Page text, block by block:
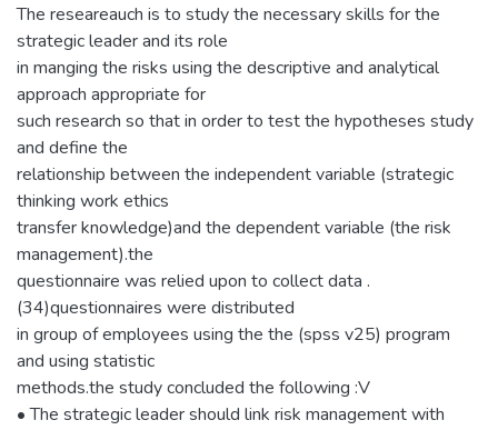
The researeauch is to study the necessary skills for the
strategic leader and its role
in manging the risks using the descriptive and analytical
approach appropriate for
such research so that in order to test the hypotheses study
and define the
relationship between the independent variable (strategic
thinking work ethics
transfer knowledge)and the dependent variable (the risk
management).the
questionnaire was relied upon to collect data .
(34)questionnaires were distributed
in group of employees using the the (spss v25) program
and using statistic
methods.the study concluded the following :V
• The strategic leader should link risk management with